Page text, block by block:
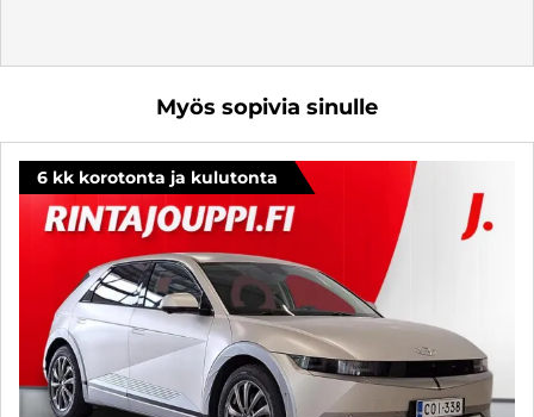
Myös sopivia sinulle
6 kk korotonta ja kulutonta